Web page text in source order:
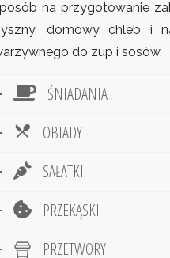
na przygotowanie
domowy chleb i
do zup i sosów.
ŚNIADANIA
OBIADY
SAŁATKI
PRZEKĄSKI
PRZETWORY